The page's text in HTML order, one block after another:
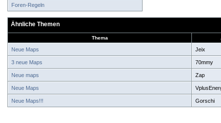
Foren-Regeln
Ähnliche Themen
Thema
Neue Maps Jeix
3 neue Maps 70mmy
Neue maps Zap
Neue Maps
Neue Maps!!! Gorschi